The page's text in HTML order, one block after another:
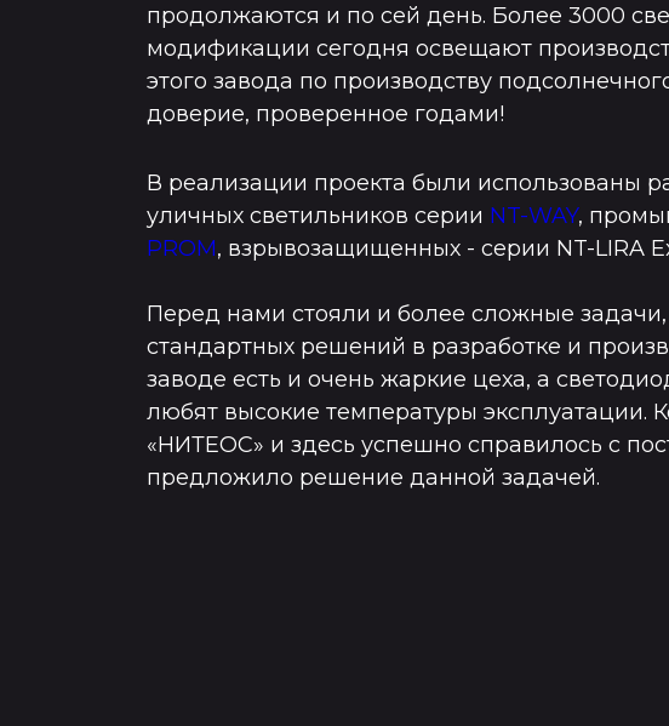
продолжаются и по сей день. Более 3000
модификации сегодня освещают
этого завода по производству
доверие, проверенное годами!
В реализации проекта были использованы
уличных светильников серии NT-WAY,
PROM, взрывозащищенных - серии NT-LIRA
Перед нами стояли и более сложные
стандартных решений в разработке и
заводе есть и очень жаркие цеха, а
любят высокие температуры эксплуатации.
«НИТЕОС» и здесь успешно справилось с
предложило решение данной задачей.